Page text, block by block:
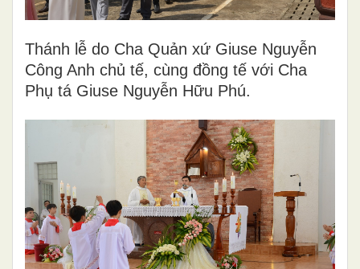
Thánh lễ do Cha Quản xứ Giuse Nguyễn
Công Anh chủ tế, cùng đồng tế với Cha
Phụ tá Giuse Nguyễn Hữu Phú.